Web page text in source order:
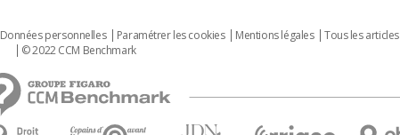
Données personnelles Paramétrer les cookies Mentions légales Tous les articles
© 2022 CCM Benchmark